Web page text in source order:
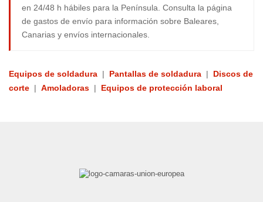
en 24/48 h hábiles para la Península. Consulta la página
de gastos de envío para información sobre Baleares,
Canarias y envíos internacionales.
Equipos de soldadura Pantallas de soldadura
Discos de
corte
Amoladoras Equipos de protección laboral